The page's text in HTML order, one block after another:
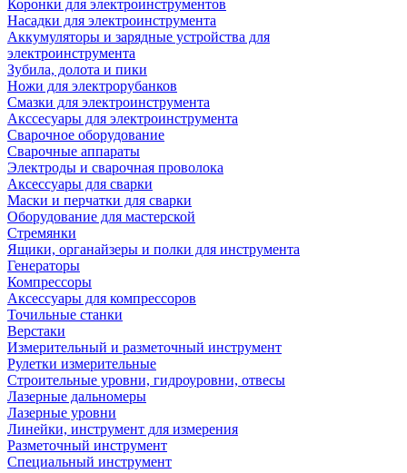
Коронки для электроинструментов
Насадки для электроинструмента
Аккумуляторы и зарядные устройства для
электроинструмента
Зубила, долота и пики
Ножи для электрорубанков
Смазки для электроинструмента
Акссесуары для электроинструмента
Сварочное оборудование
Сварочные аппараты
Электроды и сварочная проволока
Аксессуары для сварки
Маски и перчатки для сварки
Оборудование для мастерской
Стремянки
Ящики, органайзеры и полки для инструмента
Генераторы
Компрессоры
Аксессуары для компрессоров
Точильные станки
Верстаки
Измерительный и разметочный инструмент
Рулетки измерительные
Строительные уровни, гидроуровни, отвесы
Лазерные дальномеры
Лазерные уровни
Линейки, инструмент для измерения
Разметочный инструмент
Специальный инструмент